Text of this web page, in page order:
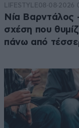
LIFESTYLE08·08·2026
Νία Βαρντάλος
σχέση που
πάνω από